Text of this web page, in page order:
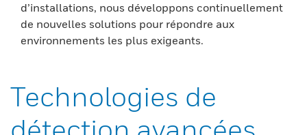
d’installations, nous développons continuellement
de nouvelles solutions pour répondre aux
environnements les plus exigeants.
Technologies de